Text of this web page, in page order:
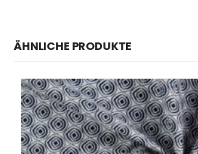
ÄHNLICHE PRODUKTE